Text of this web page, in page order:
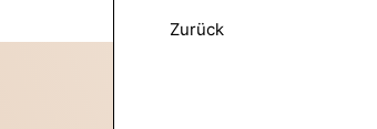
Zurück